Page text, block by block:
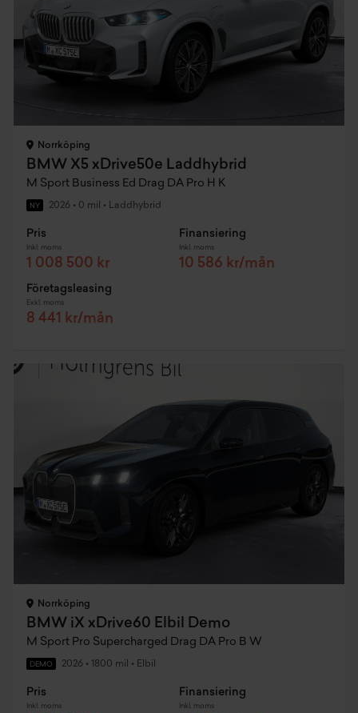
Norrköping
BMW X5 xDrive50e Laddhybrid
M Sport Business Ed Drag DA Pro H K
NY 2026 • 0 mil • Laddhybrid
Pris
Inkl. moms
1 008 500 kr
Finansiering
Inkl. moms
10 586 kr/mån
Företagsleasing
Exkl. moms
8 441 kr/mån
Norrköping
BMW iX xDrive60 Elbil Demo
M Sport Pro Supercharged Drag DA Pro B W
DEMO 2026 • 1800 mil • Elbil
Pris
Inkl. moms
Finansiering
Inkl. moms